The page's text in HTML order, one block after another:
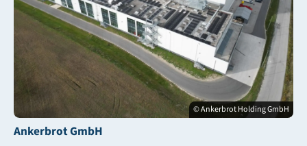
© Ankerbrot Holding GmbH
Ankerbrot GmbH